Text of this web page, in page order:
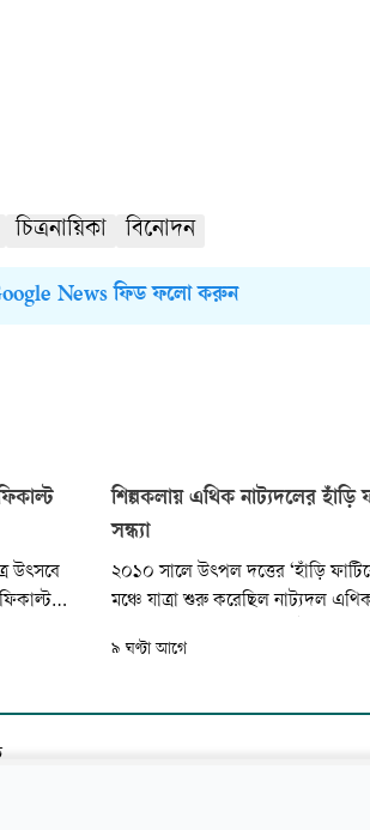
চিত্রনায়িকা বিনোদন
News ফিড ফলো করুন
উৎসবে
বিভাগে
শিল্পকলায় এথিক নাট্যদলের হাঁড়ি
সন্ধ্যা
২০১০ সালে উৎপল দত্তের ‘হাঁড়ি
মঞ্চে যাত্রা শুরু করেছিল নাট্যদল
২২ আগস্ট সন্ধ্যা ৭টায় বাংলাদেশ
ফাটিবে নাটকের শততম প্রদর্শনী।
৯ ঘণ্টা আগে